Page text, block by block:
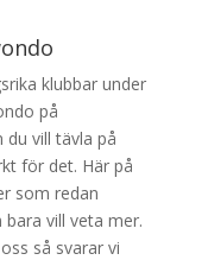
klubbar under
på
vill tävla på
för det. Här på
som redan
vill veta mer.
så svarar vi